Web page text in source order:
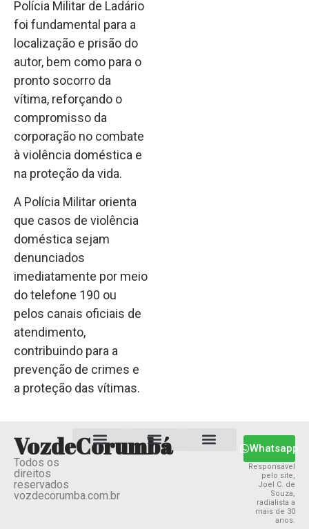
Polícia Militar de Ladário
foi fundamental para a
localização e prisão do
autor, bem como para o
pronto socorro da
vítima, reforçando o
compromisso da
corporação no combate
à violência doméstica e
na proteção da vida.
A Polícia Militar orienta
que casos de violência
doméstica sejam
denunciados
imediatamente por meio
do telefone 190 ou
pelos canais oficiais de
atendimento,
contribuindo para a
prevenção de crimes e
a proteção das vítimas.
VozdeCorumbá
Todos os
direitos
reservados
vozdecorumba.com.br
Whatsapp
Responsável
pelo site,
Joel C. de
Souza,
radialista a
mais de 30
anos.